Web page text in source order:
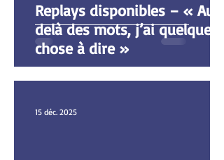
Replays disponibles – « Au-
delà des mots, j’ai quelque
chose à dire »
15 déc. 2025